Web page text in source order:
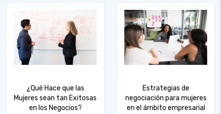
¿Qué Hace que las
Mujeres sean tan Exitosas
en los Negocios?
Estrategias de
negociación para mujeres
en el ámbito empresarial